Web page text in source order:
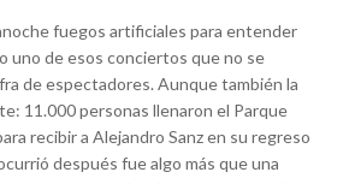
fuegos artificiales para entender
uno de esos conciertos que no se
de espectadores. Aunque también la
11.000 personas llenaron el Parque
recibir a Alejandro Sanz en su regreso
después fue algo más que una